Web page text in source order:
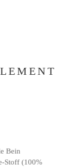
Bein
Stoff (100%